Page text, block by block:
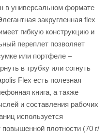
в универсальном формате
закругленная flex
гибкую конструкцию и
переплет позволяет
или портфеле –
в трубку или согнуть
Flex есть полезная
книга, а также
и составления рабочих
используется
плотности (70 г/